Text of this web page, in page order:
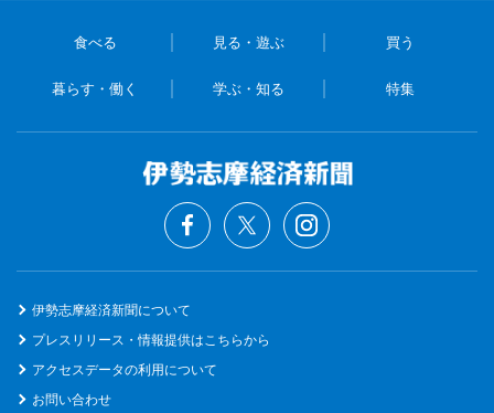
食べる 見る・遊ぶ 買う
暮らす・働く 学ぶ・知る 特集
伊勢志摩経済新聞について
プレスリリース・情報提供はこちらから
アクセスデータの利用について
お問い合わせ